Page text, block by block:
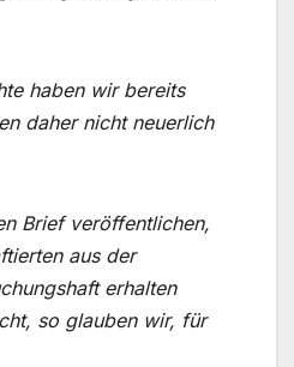
haben wir bereits
daher nicht neuerlich
Brief veröffentlichen,
aus der
erhalten
so glauben wir, für